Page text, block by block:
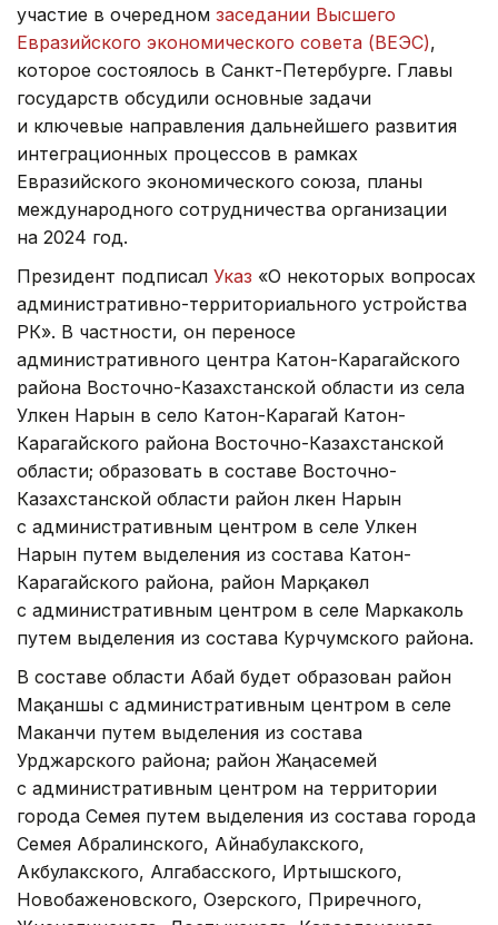
участие в очередном заседании Высшего
Евразийского экономического совета (ВЕЭС),
которое состоялось в Санкт-Петербурге. Главы
государств обсудили основные задачи
и ключевые направления дальнейшего развития
интеграционных процессов в рамках
Евразийского экономического союза, планы
международного сотрудничества организации
на 2024 год.
Президент подписал Указ «О некоторых вопросах
административно-территориального устройства
РК». В частности, он переносе
административного центра Катон-Карагайского
района Восточно-Казахстанской области из села
Улкен Нарын в село Катон-Карагай Катон-
Карагайского района Восточно-Казахстанской
области; образовать в составе Восточно-
Казахстанской области район Үлкен Нарын
с административным центром в селе Улкен
Нарын путем выделения из состава Катон-
Карагайского района, район Марқакөл
с административным центром в селе Маркаколь
путем выделения из состава Курчумского района.
В составе области Абай будет образован район
Мақаншы с административным центром в селе
Маканчи путем выделения из состава
Урджарского района; район Жаңасемей
с административным центром на территории
города Семея путем выделения из состава города
Семея Абралинского, Айнабулакского,
Акбулакского, Алгабасского, Иртышского,
Новобаженовского, Озерского, Приречного,